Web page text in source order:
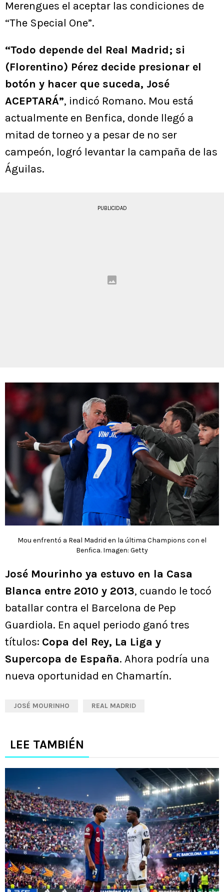
Merengues el aceptar las condiciones de
“The Special One”.
“Todo depende del Real Madrid; si
(Florentino) Pérez decide presionar el
botón y hacer que suceda, José
ACEPTARÁ”, indicó Romano. Mou está
actualmente en Benfica, donde llegó a
mitad de torneo y a pesar de no ser
campeón, logró levantar la campaña de las
Águilas.
PUBLICIDAD
Mou enfrentó a Real Madrid en la última Champions con el
Benfica. Imagen: Getty
José Mourinho ya estuvo en la Casa
Blanca entre 2010 y 2013, cuando le tocó
batallar contra el Barcelona de Pep
Guardiola. En aquel periodo ganó tres
títulos: Copa del Rey, La Liga y
Supercopa de España. Ahora podría una
nueva oportunidad en Chamartín.
JOSÉ MOURINHO REAL MADRID
LEE TAMBIÉN